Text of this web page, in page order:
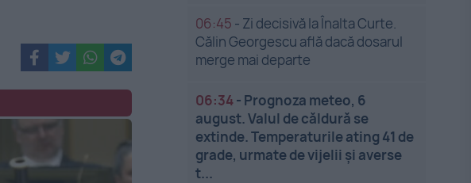
06:45 - Zi decisivă la Înalta Curte.
Călin Georgescu află dacă dosarul
merge mai departe
06:34- Prognoza meteo, 6
august. Valul de căldură se
extinde. Temperaturile ating 41 de
grade, urmate de vijelii și averse
t...